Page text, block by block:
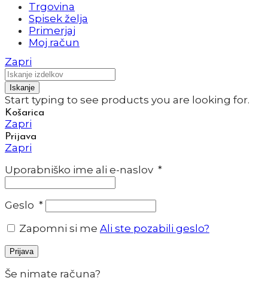
Trgovina
Spisek želja
Primerjaj
Moj račun
Zapri
Iskanje
Start typing to see products you are looking for.
Košarica
Zapri
Prijava
Zapri
Uporabniško ime ali e-naslov *
Geslo *
Zapomni si me Ali ste pozabili geslo?
Prijava
Še nimate računa?